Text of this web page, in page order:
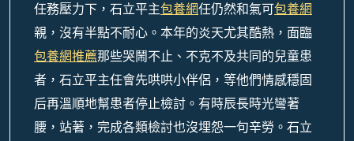
任務壓力下，石立平主包養網任仍然和氣可包養網
親，沒有半點不耐心。 本年的炎天尤其酷熱，面臨
包養網推薦那些哭鬧不止、不克不及共同的兒童患
者，石立平主任會先哄哄小伴侶，等他們情感穩固
后再溫順地幫患者停止檢討。 有時辰長時光彎著
腰，站著，完成各類檢討也沒埋怨一句辛勞。 石立